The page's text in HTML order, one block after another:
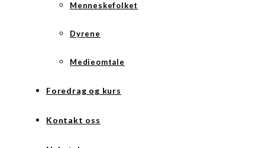
Menneskefolket
Dyrene
Medieomtale
Foredrag og kurs
Kontakt oss